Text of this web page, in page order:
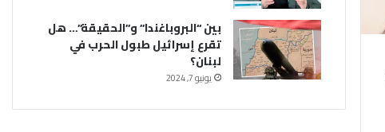
بين “البروباغندا” و”الحقيقة”… هل
تقرع إسرائيل طبول الحرب في
لبنان؟
يونيو 7, 2024